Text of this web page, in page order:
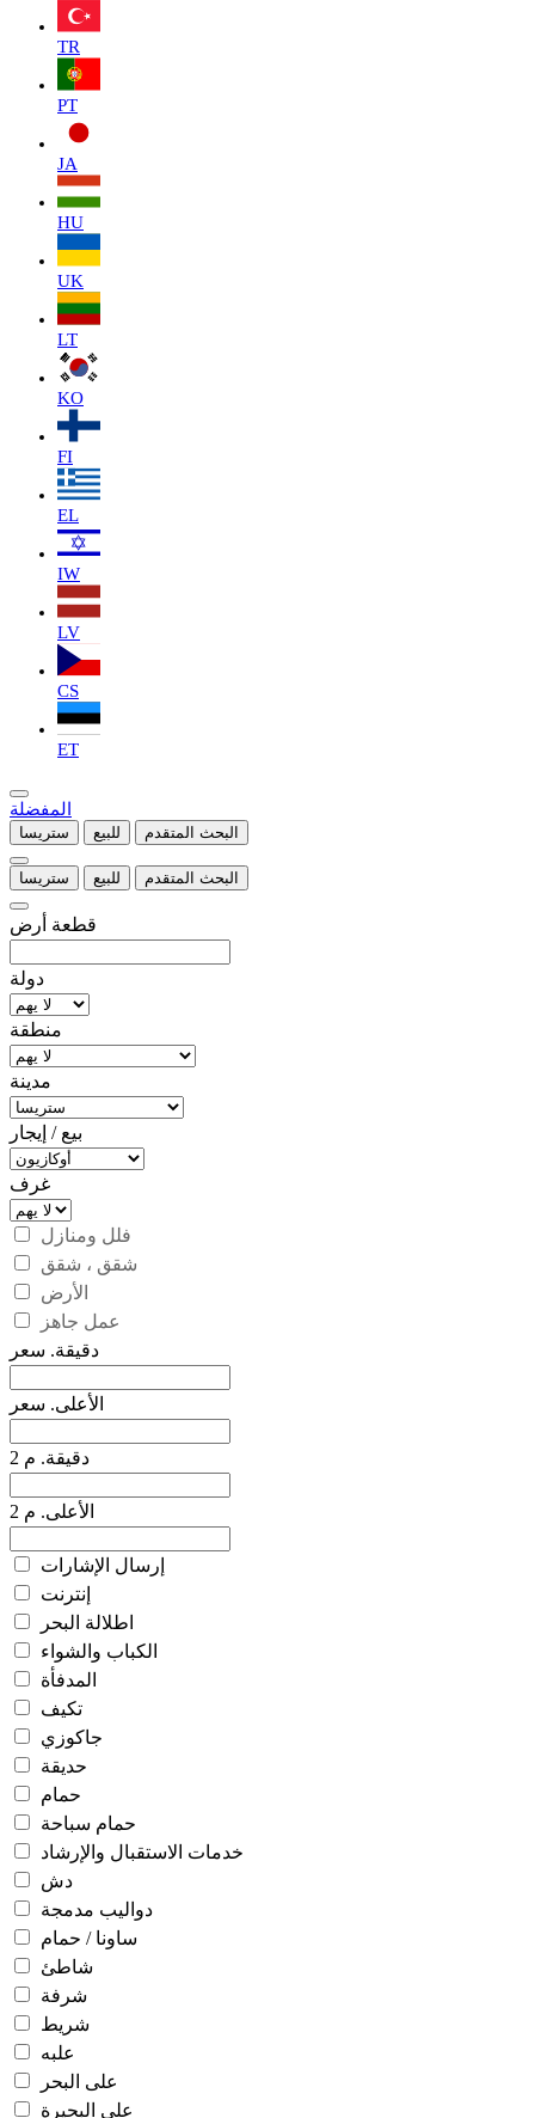
TR
PT
JA
HU
UK
LT
KO
FI
EL
IW
LV
CS
ET
المفضلة
ستريسا للبيع البحث المتقدم
ستريسا للبيع البحث المتقدم
قطعة أرض
دولة
منطقة
مدينة
بيع / إيجار
غرف
فلل ومنازل
شقق ، شقق
الأرض
عمل جاهز
دقيقة. سعر
الأعلى. سعر
دقيقة. م 2
الأعلى. م 2
إرسال الإشارات
إنترنت
اطلالة البحر
الكباب والشواء
المدفأة
تكيف
جاكوزي
حديقة
حمام
حمام سباحة
خدمات الاستقبال والإرشاد
دش
دواليب مدمجة
ساونا / حمام
شاطئ
شرفة
شريط
علبه
على البحر
على البحيرة